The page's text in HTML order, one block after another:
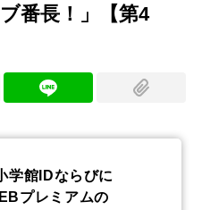
番長！」【第4
学館IDならびに
プレミアムの